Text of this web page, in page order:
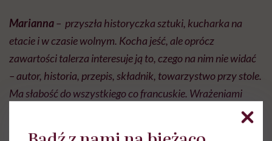
Marianna– przyszła historyczka sztuki, kucharka na
etacie i w czasie wolnym. Kocha jeść, ale oprócz
zawartości talerza interesuje ją to, czego na nim nie widać
– autor, historia, przepis, składnik, towarzystwo przy stole.
Ma słabość do wszystkiego co francuskie. Wrażeniami
dzieli się na blogu, który mógłby nazywać się Sztućce – ale
że sprawy mają się tak, nie inaczej – jest Coutellerie.